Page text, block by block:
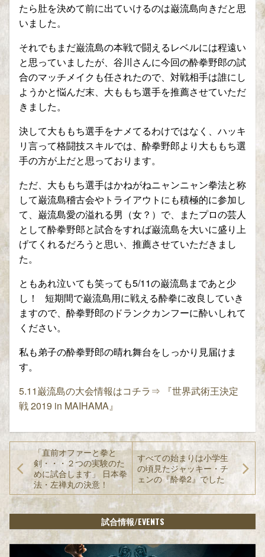
たら肚を決めて前に出ていけるのは巌流島向きだと思
いました。
それでもまだ巌流島の本戦で闘えるレベルには程遠い
と思っていましたが、谷川さんに今回の酔拳野郎の試
合のマッチメイクも任されたので、対戦相手は誰にし
ようかと悩んだ末、大ももち選手を推薦させていただ
きました。
決して大ももち選手をナメてるわけではなく、ハッキ
リ言って格闘技スキルでは、酔拳野郎より大ももち選
手の方が上だと思っております。
ただ、大ももち選手はかねがねニャンニャン拳法と称
して巌流島稽古会やトライアウトにも積極的に参加し
て、巌流島愛の溢れる男（女？）で、またプロの芸人
として酔拳野郎と試合をすれば巌流島を大いに盛り上
げてくれるだろうと思い、推薦させていただきまし
た。
ともあれ泣いても笑っても5/11の巌流島まであと少
し！
短期間で巌流島用に戦える酔拳に改良していき
ますので、酔拳野郎のドランクカンフーに酔いしれて
ください。
私も弟子の酔拳野郎の晴れ舞台をしっかり見届けま
す。
5.11 巌流島の大会情報はコチラ⇒
『世界武術王決定
戦2019 in MAIHAMA』
「直前オファーと拳と
剣・・・２つの実験のた
めに試合します」 日本拳
法・左禅丸の決意！
すべての始まりは小学生
の頃見たジャッキー・チ
ェンの『酔拳2』でした
試合情報/EVENTS